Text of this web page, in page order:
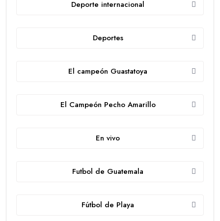
Deporte internacional
Deportes
El campeón Guastatoya
El Campeón Pecho Amarillo
En vivo
Futbol de Guatemala
Fútbol de Playa